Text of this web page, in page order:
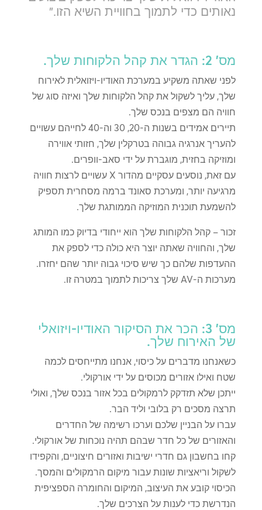
נאותים כדי לתמוך בחוויית השיא הזו."
מס' 2: הגדר את קהל הלקוחות שלך.
לפני שאתה משקיע במערכת האודיו-ויזואלית לאירוח
שלך, עליך לשקול את קהל הלקוחות שלך ואיזה סוג של
חוויה הם מצפים בנכס שלך.
תיירים אמידים בשנות ה-20, 30 וה-40 לחייהם עשויים
להעריך אנרגיה גבוהה בטרקלין שלך, חזותי אווירה
ומוזיקה בחזית, מוגברת על ידי סאב-וופרים.
עם זאת, נוסעים עסקיים מהדור X עשויים לרצות חוויה
מרגיעה יותר, ומערכת סאונד ברמה מסחרית תספיק
להשמעת תוכנית המוזיקה הממותגת שלך.
זכור – קהל הלקוחות שלך הוא ייחודי בדיוק כמו המותג
שלך, והחוויה שאתה יוצר היא כולה כדי לספק את
ההעדפות שלהם כך שיש סיכוי גבוה יותר שהם יחזרו.
מערכות ה-AV שלך צריכות לתמוך במטרה זו.
מס' 3: הכר את הסיקור האודיו-ויזואלי
של האירוח שלך.
כשאנחנו מדברים על כיסוי, אנחנו מתייחסים לכמה
שטח ואילו אזורים מכוסים על ידי אורקולי.
ייתכן שלא תזדקק לרמקולים בכל אזור בנכס שלך, ואולי
תרצה מסכים רק בלובי וליד הבר.
עברו על הבניין שלכם וערכו רשימה של החדרים
והאזורים של כל חדר שבהם תהיה נוכחות של אורקולי.
קחו בחשבון גם חדרי ישיבות ואזורים חיצוניים, והקפידו
לשקול וריאציות שונות עבור מיקום הרמקולים והמסך.
הכיסוי קובע את העיצוב, המיקום והחומרה הספציפית
הנדרשת כדי לענות על הצרכים שלך.